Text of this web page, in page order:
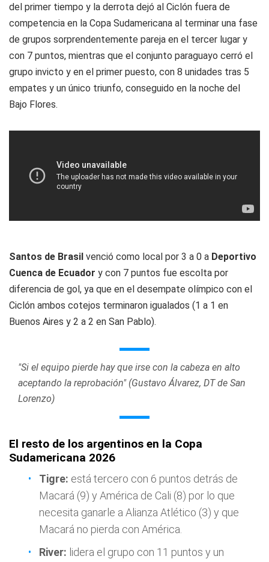
del primer tiempo y la derrota dejó al Ciclón fuera de
competencia en la Copa Sudamericana al terminar una fase
de grupos sorprendentemente pareja en el tercer lugar y
con 7 puntos, mientras que el conjunto paraguayo cerró el
grupo invicto y en el primer puesto, con 8 unidades tras 5
empates y un único triunfo, conseguido en la noche del
Bajo Flores.
Santos de Brasil venció como local por 3 a 0 a Deportivo
Cuenca de Ecuador y con 7 puntos fue escolta por
diferencia de gol, ya que en el desempate olímpico con el
Ciclón ambos cotejos terminaron igualados (1 a 1 en
Buenos Aires y 2 a 2 en San Pablo).
"Si el equipo pierde hay que irse con la cabeza en alto
aceptando la reprobación" (Gustavo Álvarez, DT de San
Lorenzo)
El resto de los argentinos en la Copa
Sudamericana 2026
Tigre: está tercero con 6 puntos detrás de
Macará (9) y América de Cali (8) por lo que
necesita ganarle a Alianza Atlético (3) y que
Macará no pierda con América.
River: lidera el grupo con 11 puntos y un